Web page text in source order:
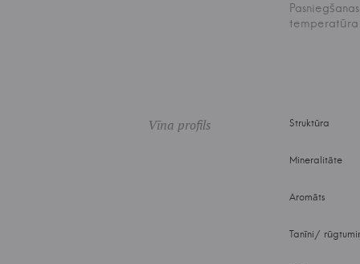
Pasniegšanas
temperatūra
Vīna profils Struktūra
Mineralitāte
Aromāts
Tanīni/